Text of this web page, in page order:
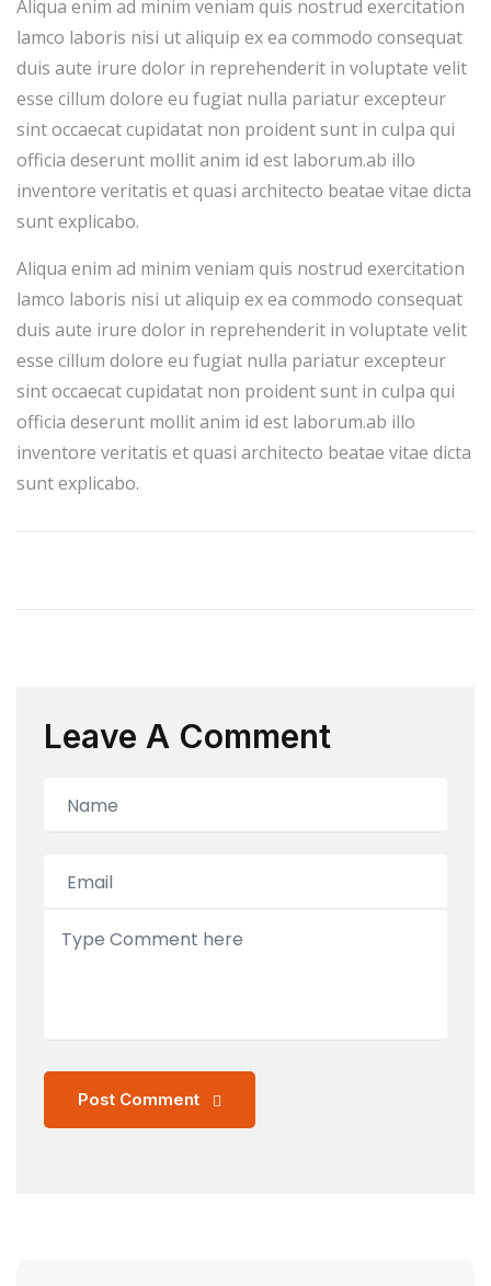
Aliqua enim ad minim veniam quis nostrud exercitation
lamco laboris nisi ut aliquip ex ea commodo consequat
duis aute irure dolor in reprehenderit in voluptate velit
esse cillum dolore eu fugiat nulla pariatur excepteur
sint occaecat cupidatat non proident sunt in culpa qui
officia deserunt mollit anim id est laborum.ab illo
inventore veritatis et quasi architecto beatae vitae dicta
sunt explicabo.
Aliqua enim ad minim veniam quis nostrud exercitation
lamco laboris nisi ut aliquip ex ea commodo consequat
duis aute irure dolor in reprehenderit in voluptate velit
esse cillum dolore eu fugiat nulla pariatur excepteur
sint occaecat cupidatat non proident sunt in culpa qui
officia deserunt mollit anim id est laborum.ab illo
inventore veritatis et quasi architecto beatae vitae dicta
sunt explicabo.
Leave A Comment
Post Comment